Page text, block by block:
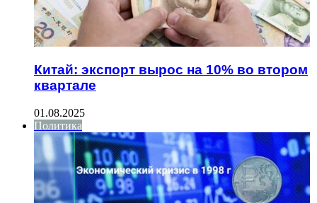
Китай: экспорт вырос на 10% во втором
квартале
01.08.2025
Политика